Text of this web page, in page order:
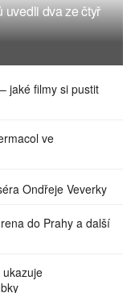
uvedli dva ze čtyř
jaké filmy si pustit
ve
Ondřeje Veverky
do Prahy a další